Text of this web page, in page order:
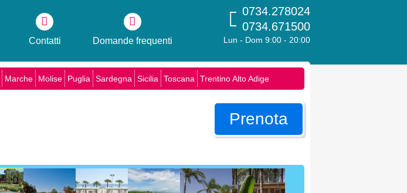
Contatti Domande frequenti
0734.278024
0734.671500
Lun - Dom 9:00 - 20:00
Marche Molise Puglia Sardegna Sicilia Toscana Trentino Alto Adige
Prenota